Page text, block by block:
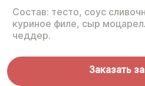
Состав: тесто, соус
куриное филе, сыр
чеддер.
Заказать за